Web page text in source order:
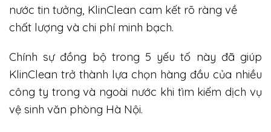
nước tin tưởng, KlinClean cam kết rõ ràng về
chất lượng và chi phí minh bạch.
Chính sự đồng bộ trong 5 yếu tố này đã giúp
KlinClean trở thành lựa chọn hàng đầu của nhiều
công ty trong và ngoài nước khi tìm kiếm dịch vụ
vệ sinh văn phòng Hà Nội.